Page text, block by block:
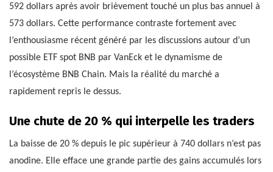
592 dollars après avoir brièvement touché un plus bas annuel à
573 dollars. Cette performance contraste fortement avec
l’enthousiasme récent généré par les discussions autour d’un
possible ETF spot BNB par VanEck et le dynamisme de
l’écosystème BNB Chain. Mais la réalité du marché a
rapidement repris le dessus.
Une chute de 20 % qui interpelle les traders
La baisse de 20 % depuis le pic supérieur à 740 dollars n’est pas
anodine. Elle efface une grande partie des gains accumulés lors